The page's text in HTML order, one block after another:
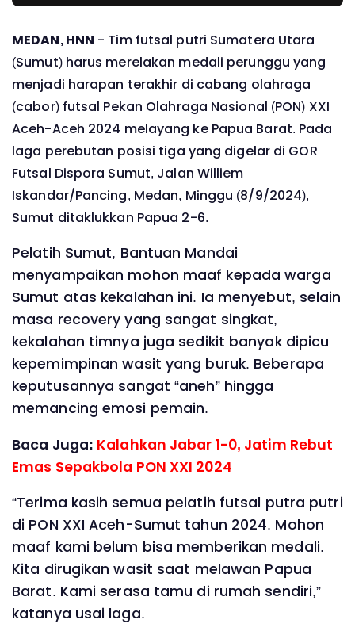
MEDAN, HNN - Tim futsal putri Sumatera Utara
(Sumut) harus merelakan medali perunggu yang
menjadi harapan terakhir di cabang olahraga
(cabor) futsal Pekan Olahraga Nasional (PON) XXI
Aceh-Aceh 2024 melayang ke Papua Barat. Pada
laga perebutan posisi tiga yang digelar di GOR
Futsal Dispora Sumut, Jalan Williem
Iskandar/Pancing, Medan, Minggu (8/9/2024),
Sumut ditaklukkan Papua 2-6.
Pelatih Sumut, Bantuan Mandai
menyampaikan mohon maaf kepada warga
Sumut atas kekalahan ini. Ia menyebut, selain
masa recovery yang sangat singkat,
kekalahan timnya juga sedikit banyak dipicu
kepemimpinan wasit yang buruk. Beberapa
keputusannya sangat “aneh” hingga
memancing emosi pemain.
Baca Juga: Kalahkan Jabar 1-0, Jatim Rebut
Emas Sepakbola PON XXI 2024
“Terima kasih semua pelatih futsal putra putri
di PON XXI Aceh-Sumut tahun 2024. Mohon
maaf kami belum bisa memberikan medali.
Kita dirugikan wasit saat melawan Papua
Barat. Kami serasa tamu di rumah sendiri,”
katanya usai laga.